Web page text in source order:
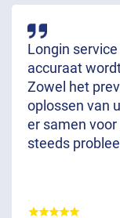
Longin
accuraat
Zowel het
oplossen van
er samen
steeds